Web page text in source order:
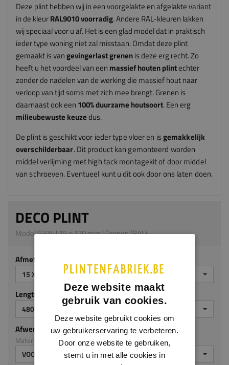
Deze plint hebben wij in een voorgelakte en afgelakte variant
in de kleurRAL9010 voorradig. Andere RAL-kleuren lakken
wij speciaal voor u af. Het is een glad model dat in praktisch
ieder type woning niet zal misstaan. Omdat deze plint
gemaakt is vangevingerlast grenenis deze erg recht. Zo
heeft u het voordeel van een massief houtenplintechter
zonder de nadelen van de werking die massief hout naar
verloop van tijd soms met zich mee brengt. Grenen is
daarnaast ook een 100% duurzame houtsoort. Een erg
milieubewuste keuzedus.
De plint is geschikt voor ieder type vloer en isgemakkelijk
overschilderbaar. Dit product kan gemonteerd worden
middel verlijming met high tack montagekit of door middel
van schroeven. Eventueel kunt u dit ook door ons laten doen.
DECO PLINT
Model G334 | 15 x 120 mm | Grenen (RAL)
Afmeting
15 X 120 MM
Lengte (mm)
4800 MM
Afwerking
Materiaal: Grenen (RAL)
VOORGELAKT RAL9010
Deze website maakt
gebruik van cookies.
Deze website gebruikt cookies om
uw gebruikerservaring te verbeteren.
Door onze website te gebruiken,
stemt u in met alle cookies in